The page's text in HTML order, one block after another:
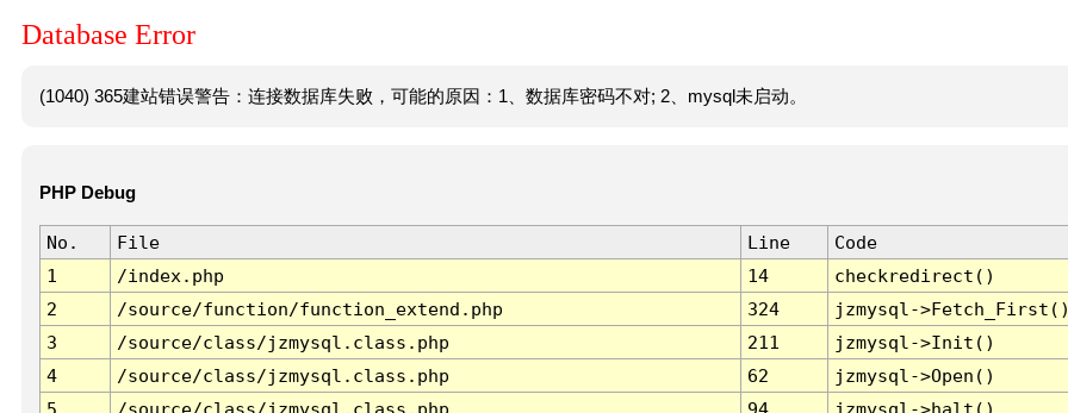
Database Error
(1040) 365建站错误警告：连接数据库失败，可能的原因：1、数据库密码不对; 2、mysql未启动。
PHP Debug
No. File Line
Code
1
/index.php 14
checkredirect()
2
/source/function/function_extend.php 324
jzmysql-
3
/source/class/jzmysql.class.php 211
jzmysql->Init()
4
/source/class/jzmysql.class.php 62
jzmysql->Open()
5
/source/class/jzmysql.class.php 94
jzmysql->halt()